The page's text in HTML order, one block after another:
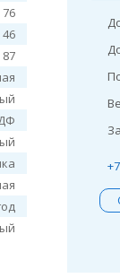
76
46
87